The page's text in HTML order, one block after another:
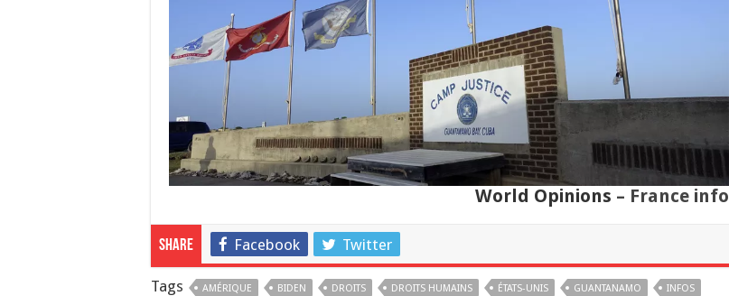
World Opinions – France info
Share Facebook Twitter
Tags AMÉRIQUE BIDEN DROITS DROITS HUMAINS ÉTATS-UNIS GUANTANAMO
INFOS